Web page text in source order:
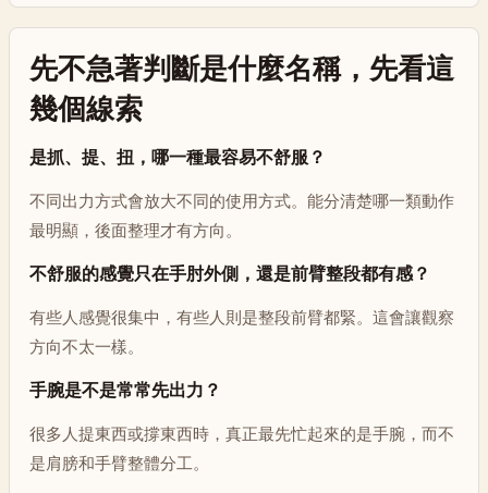
先不急著判斷是什麼名稱，先看這
幾個線索
是抓、提、扭，哪一種最容易不舒服？
不同出力方式會放大不同的使用方式。能分清楚哪一類動作
最明顯，後面整理才有方向。
不舒服的感覺只在手肘外側，還是前臂整段都有感？
有些人感覺很集中，有些人則是整段前臂都緊。這會讓觀察
方向不太一樣。
手腕是不是常常先出力？
很多人提東西或撐東西時，真正最先忙起來的是手腕，而不
是肩膀和手臂整體分工。